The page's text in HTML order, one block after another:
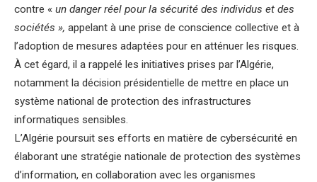
contre « un danger réel pour la sécurité des individus et des
sociétés », appelant à une prise de conscience collective et à
l’adoption de mesures adaptées pour en atténuer les risques.
À cet égard, il a rappelé les initiatives prises par l’Algérie,
notamment la décision présidentielle de mettre en place un
système national de protection des infrastructures
informatiques sensibles.
L’Algérie poursuit ses efforts en matière de cybersécurité en
élaborant une stratégie nationale de protection des systèmes
d’information, en collaboration avec les organismes